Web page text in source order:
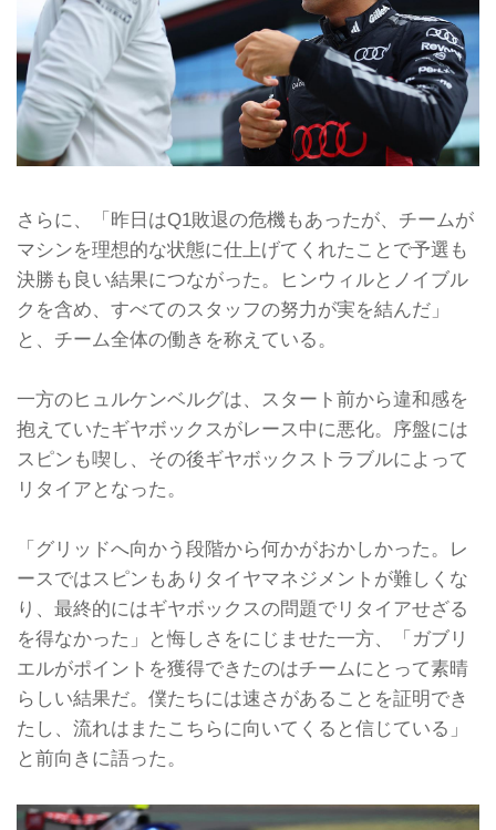
さらに、「昨日はQ1敗退の危機もあったが、チームが
マシンを理想的な状態に仕上げてくれたことで予選も
決勝も良い結果につながった。ヒンウィルとノイブル
クを含め、すべてのスタッフの努力が実を結んだ」
と、チーム全体の働きを称えている。
一方のヒュルケンベルグは、スタート前から違和感を
抱えていたギヤボックスがレース中に悪化。序盤には
スピンも喫し、その後ギヤボックストラブルによって
リタイアとなった。
「グリッドへ向かう段階から何かがおかしかった。レ
ースではスピンもありタイヤマネジメントが難しくな
り、最終的にはギヤボックスの問題でリタイアせざる
を得なかった」と悔しさをにじませた一方、「ガブリ
エルがポイントを獲得できたのはチームにとって素晴
らしい結果だ。僕たちには速さがあることを証明でき
たし、流れはまたこちらに向いてくると信じている」
と前向きに語った。